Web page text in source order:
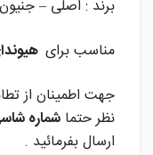
برند : اصلی –
مناسب برای
جهت اطمینان از
نظر حتما شماره
ارسال بفرمائید .